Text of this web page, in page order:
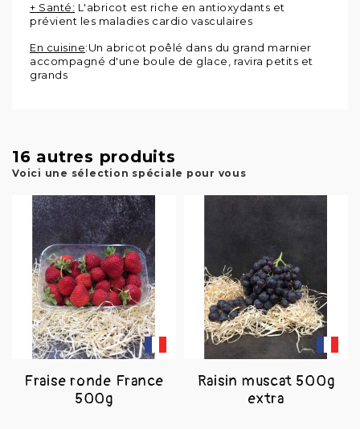
+ Santé: L'abricot est riche en antioxydants et
prévient les maladies cardio vasculaires
En cuisine:Un abricot poêlé dans du grand marnier
accompagné d'une boule de glace, ravira petits et
grands
16 autres produits
Voici une sélection spéciale pour vous
Fraise ronde France
500g
Raisin muscat 500g
extra